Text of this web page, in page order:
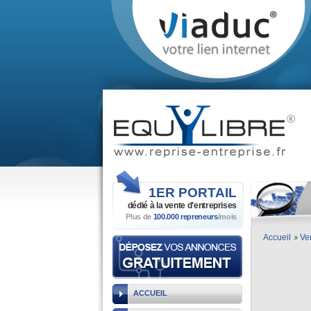
1ER PORTAIL
dédié à la vente d'entreprises
Plus de 100.000 repreneurs/mois
ACCUEIL
Accueil